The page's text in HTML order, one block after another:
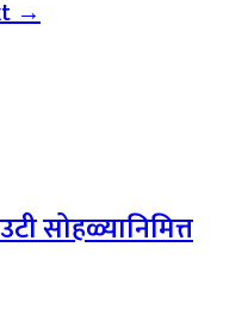
→
सोहळ्यानिमित्त